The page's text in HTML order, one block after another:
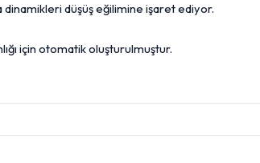
düşüş eğilimine işaret ediyor.
için otomatik oluşturulmuştur.